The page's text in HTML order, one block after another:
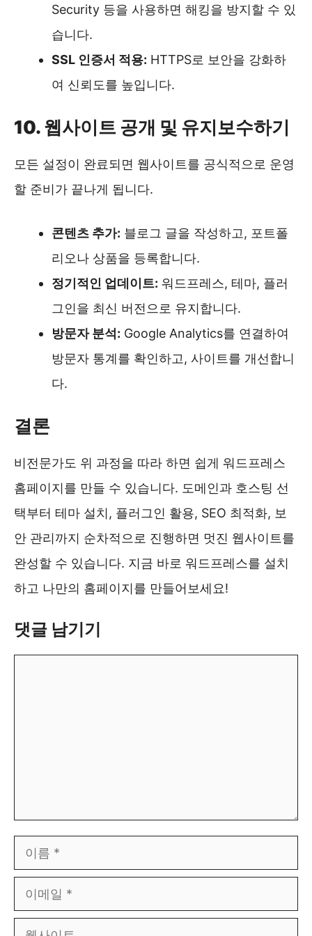
Security 등을 사용하면 해킹을 방지할 수 있
습니다.
SSL 인증서 적용: HTTPS로 보안을 강화하
여 신뢰도를 높입니다.
10. 웹사이트 공개 및 유지보수하기
모든 설정이 완료되면 웹사이트를 공식적으로 운영
할 준비가 끝나게 됩니다.
콘텐츠 추가: 블로그 글을 작성하고, 포트폴
리오나 상품을 등록합니다.
정기적인 업데이트: 워드프레스, 테마, 플러
그인을 최신 버전으로 유지합니다.
방문자 분석: Google Analytics를 연결하여
방문자 통계를 확인하고, 사이트를 개선합니
다.
결론
비전문가도 위 과정을 따라 하면 쉽게 워드프레스
홈페이지를 만들 수 있습니다. 도메인과 호스팅 선
택부터 테마 설치, 플러그인 활용, SEO 최적화, 보
안 관리까지 순차적으로 진행하면 멋진 웹사이트를
완성할 수 있습니다. 지금 바로 워드프레스를 설치
하고 나만의 홈페이지를 만들어보세요!
댓글 남기기
름
메